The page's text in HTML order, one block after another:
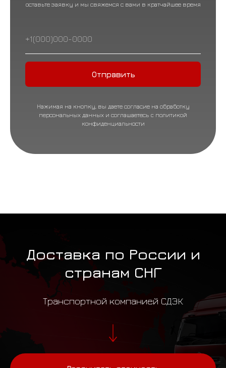
оставьте заявку и мы свяжемся с вами в кратчайшее время
Отправить
Нажимая на кнопку, вы даете согласие на обработку
персональных данных и соглашаетесь c политикой
конфиденциальности
Доставка по России и
странам СНГ
Транспортной компанией СДЭК